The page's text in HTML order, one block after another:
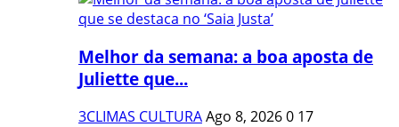
Melhor da semana: a boa aposta de
Juliette que...
3CLIMAS CULTURAAgo 8, 20260 17